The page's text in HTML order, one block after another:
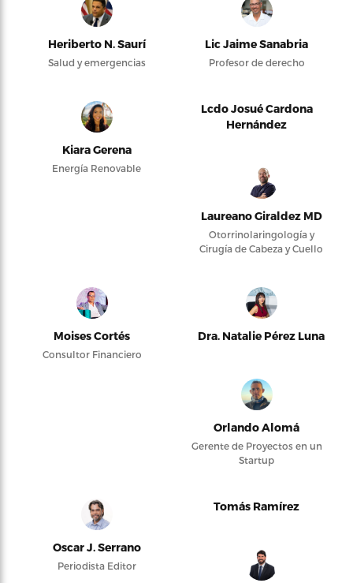
Heriberto N. Saurí
Salud y emergencias
Lic Jaime Sanabria
Profesor de derecho
Kiara Gerena
Energía Renovable
Lcdo Josué Cardona
Hernández
Laureano Giraldez MD
Otorrinolaringología y
Cirugía de Cabeza y Cuello
Moises Cortés
Consultor Financiero
Dra. Natalie Pérez Luna
Orlando Alomá
Gerente de Proyectos en un
Startup
Oscar J. Serrano
Periodista Editor
Tomás Ramírez